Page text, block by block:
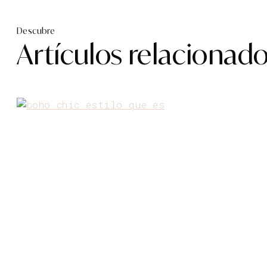
Descubre
Artículos